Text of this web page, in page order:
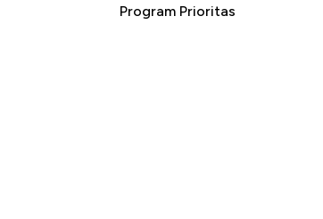
Program Prioritas